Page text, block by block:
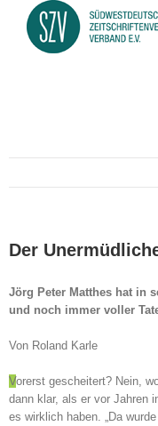
Der
Jörg Peter Matthes hat in
und noch immer voller
Von Roland Karle
Vorerst gescheitert? Nein,
dann klar, als er vor Jahren
es wirklich haben. „Da